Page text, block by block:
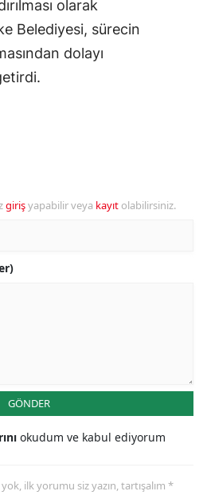
olarak
Belediyesi, sürecin
dolayı
girişyapabilir veya kayıt olabilirsiniz.
GÖNDER
okudum ve kabul ediyorum
ilk yorumu siz yazın, tartışalım *